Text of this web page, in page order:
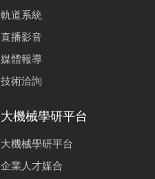
軌道系統
直播影音
媒體報導
技術洽詢
大機械學研平台
大機械學研平台
企業人才媒合